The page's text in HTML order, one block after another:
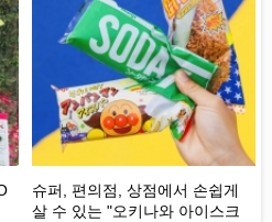
슈퍼, 편의점, 상점에서 손쉽게
살 수 있는 "오키나와 아이스크